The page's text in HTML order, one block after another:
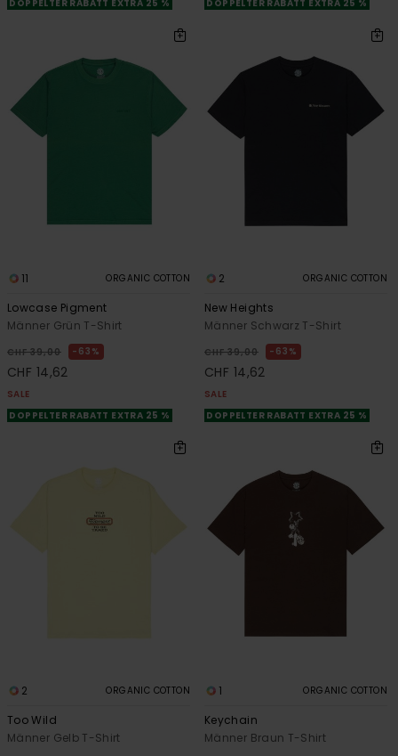
DOPPELTER RABATT EXTRA 25 %
DOPPELTER RABATT EXTRA 25 %
11 ORGANIC COTTON
Lowcase Pigment
Männer Grün T-Shirt
CHF 39,00 63%
CHF 14,62
SALE
DOPPELTER RABATT EXTRA 25 %
2 ORGANIC COTTON
New Heights
Männer Schwarz T-Shirt
CHF 39,00 63%
CHF 14,62
SALE
DOPPELTER RABATT EXTRA 25 %
2 ORGANIC COTTON
Too Wild
Männer Gelb T-Shirt
1 ORGANIC COTTON
Keychain
Männer Braun T-Shirt